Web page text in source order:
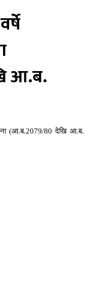
आ.ब.
(आ.ब.2079/80 देखि आ.ब.